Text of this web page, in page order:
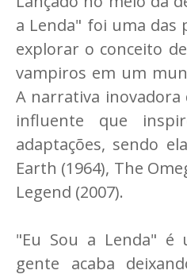
a Lenda" foi uma das
explorar o conceito
vampiros em um
A narrativa
influente que
adaptações, sendo
Earth (1964), The
Legend (2007).
"Eu Sou a Lenda"
gente acaba